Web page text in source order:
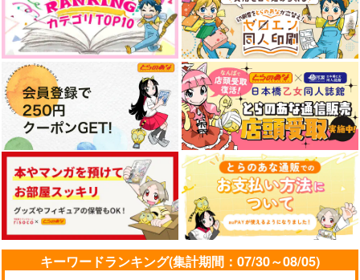
マッカチンとゆうえん
ち
コトノハ
629円 （税込）
ヴィクトル×勝生勇利
サンプル
ぼくの推しは世界一
イチジク
787円（税込）
ヴィクトル×勝生勇利
サンプル
星に願いを
Maison de Lune
715円（税込）
ヴィクトル×勝生勇利
サンプル
colorful box
わた
専売 787円（税込）
ユーリ!!! on ICE
ヴィクトル×勝生勇利
サンプル
カート
one day,
noisette＋
専売 865円（税込）
ユーリ!!! on ICE
ヴィクトル×勝生勇利
サンプル
カート
The Final Season, an
d then…
Maison de Lune
専売 2,357円
ユーリ!!! on ICE
ヴィクトル×勝生勇利
サンプル
カート
キーワードランキング(集計期間：07/30～08/05)